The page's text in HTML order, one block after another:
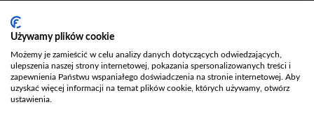
ECOMVERSE - STRONY INTERNETOWE - USŁUGI E-COMMERCE
Używamy plików cookie
Możemy je zamieścić w celu analizy danych dotyczących odwiedzających,
ulepszenia naszej strony internetowej, pokazania spersonalizowanych treści i
zapewnienia Państwu wspaniałego doświadczenia na stronie internetowej. Aby
uzyskać więcej informacji na temat plików cookie, których używamy, otwórz
ustawienia.